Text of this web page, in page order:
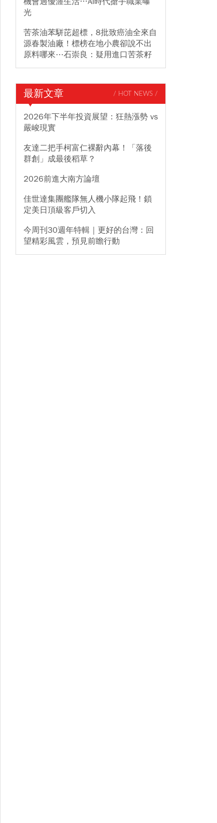
光
苦茶油苯駢芘超標，8批致癌油全來自
源春製油廠！標榜在地小農卻說不出
原料哪來⋯石崇良：疑用進口苦茶籽
最新文章 / HOT NEWS /
2026年下半年投資展望：狂熱漲勢 vs
嚴峻現實
友達二把手柯富仁裸辭內幕！「落後
群創」成最後稻草？
2026前進大南方論壇
佳世達集團艦隊無人機小隊起飛！鎖
定美日頂級客戶切入
今周刊30週年特輯｜更好的台灣：回
望精彩風雲，預見前瞻行動